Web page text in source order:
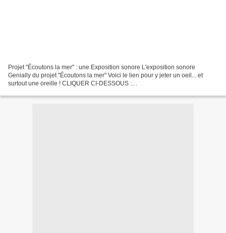
Projet "Écoutons la mer" : une Exposition sonore L'exposition sonore
Genially du projet "Écoutons la mer" Voici le lien pour y jeter un oeil... et
surtout une oreille ! CLIQUER CI-DESSOUS :